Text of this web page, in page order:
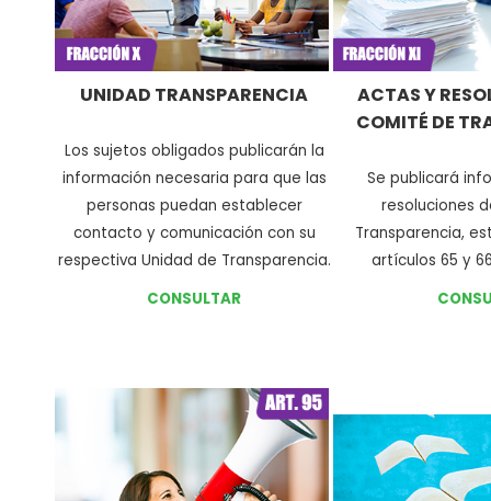
UNIDAD TRANSPARENCIA
Los sujetos obligados publicarán la
información necesaria para que las
personas puedan establecer
contacto y comunicación con su
respectiva Unidad de Transparencia.
CONSULTAR
ACTAS Y
COMITÉ DE
Se publicará
resoluciones
Transparencia,
artículos 65 y